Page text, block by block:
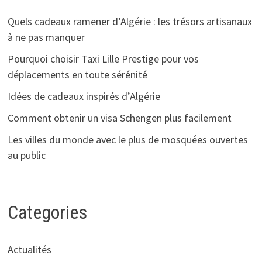
Quels cadeaux ramener d’Algérie : les trésors artisanaux
à ne pas manquer
Pourquoi choisir Taxi Lille Prestige pour vos
déplacements en toute sérénité
Idées de cadeaux inspirés d’Algérie
Comment obtenir un visa Schengen plus facilement
Les villes du monde avec le plus de mosquées ouvertes
au public
Categories
Actualités